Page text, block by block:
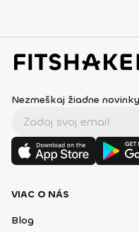
Nezmeškaj žiadne
VIAC O NÁS
Blog